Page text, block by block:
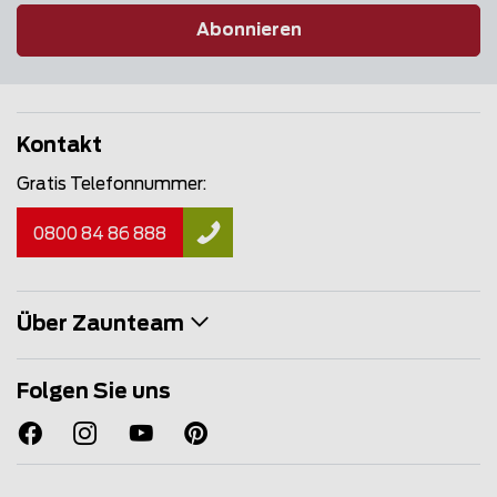
Abonnieren
Kontakt
Gratis Telefonnummer:
0800 84 86 888
Über Zaunteam
Folgen Sie uns